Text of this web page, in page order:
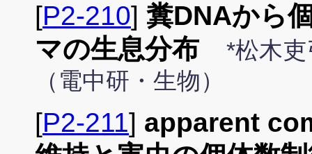
[P2-210] 糞DNAから
マの生息分布
*松木
（電中研・生物）
[P2-211] apparent